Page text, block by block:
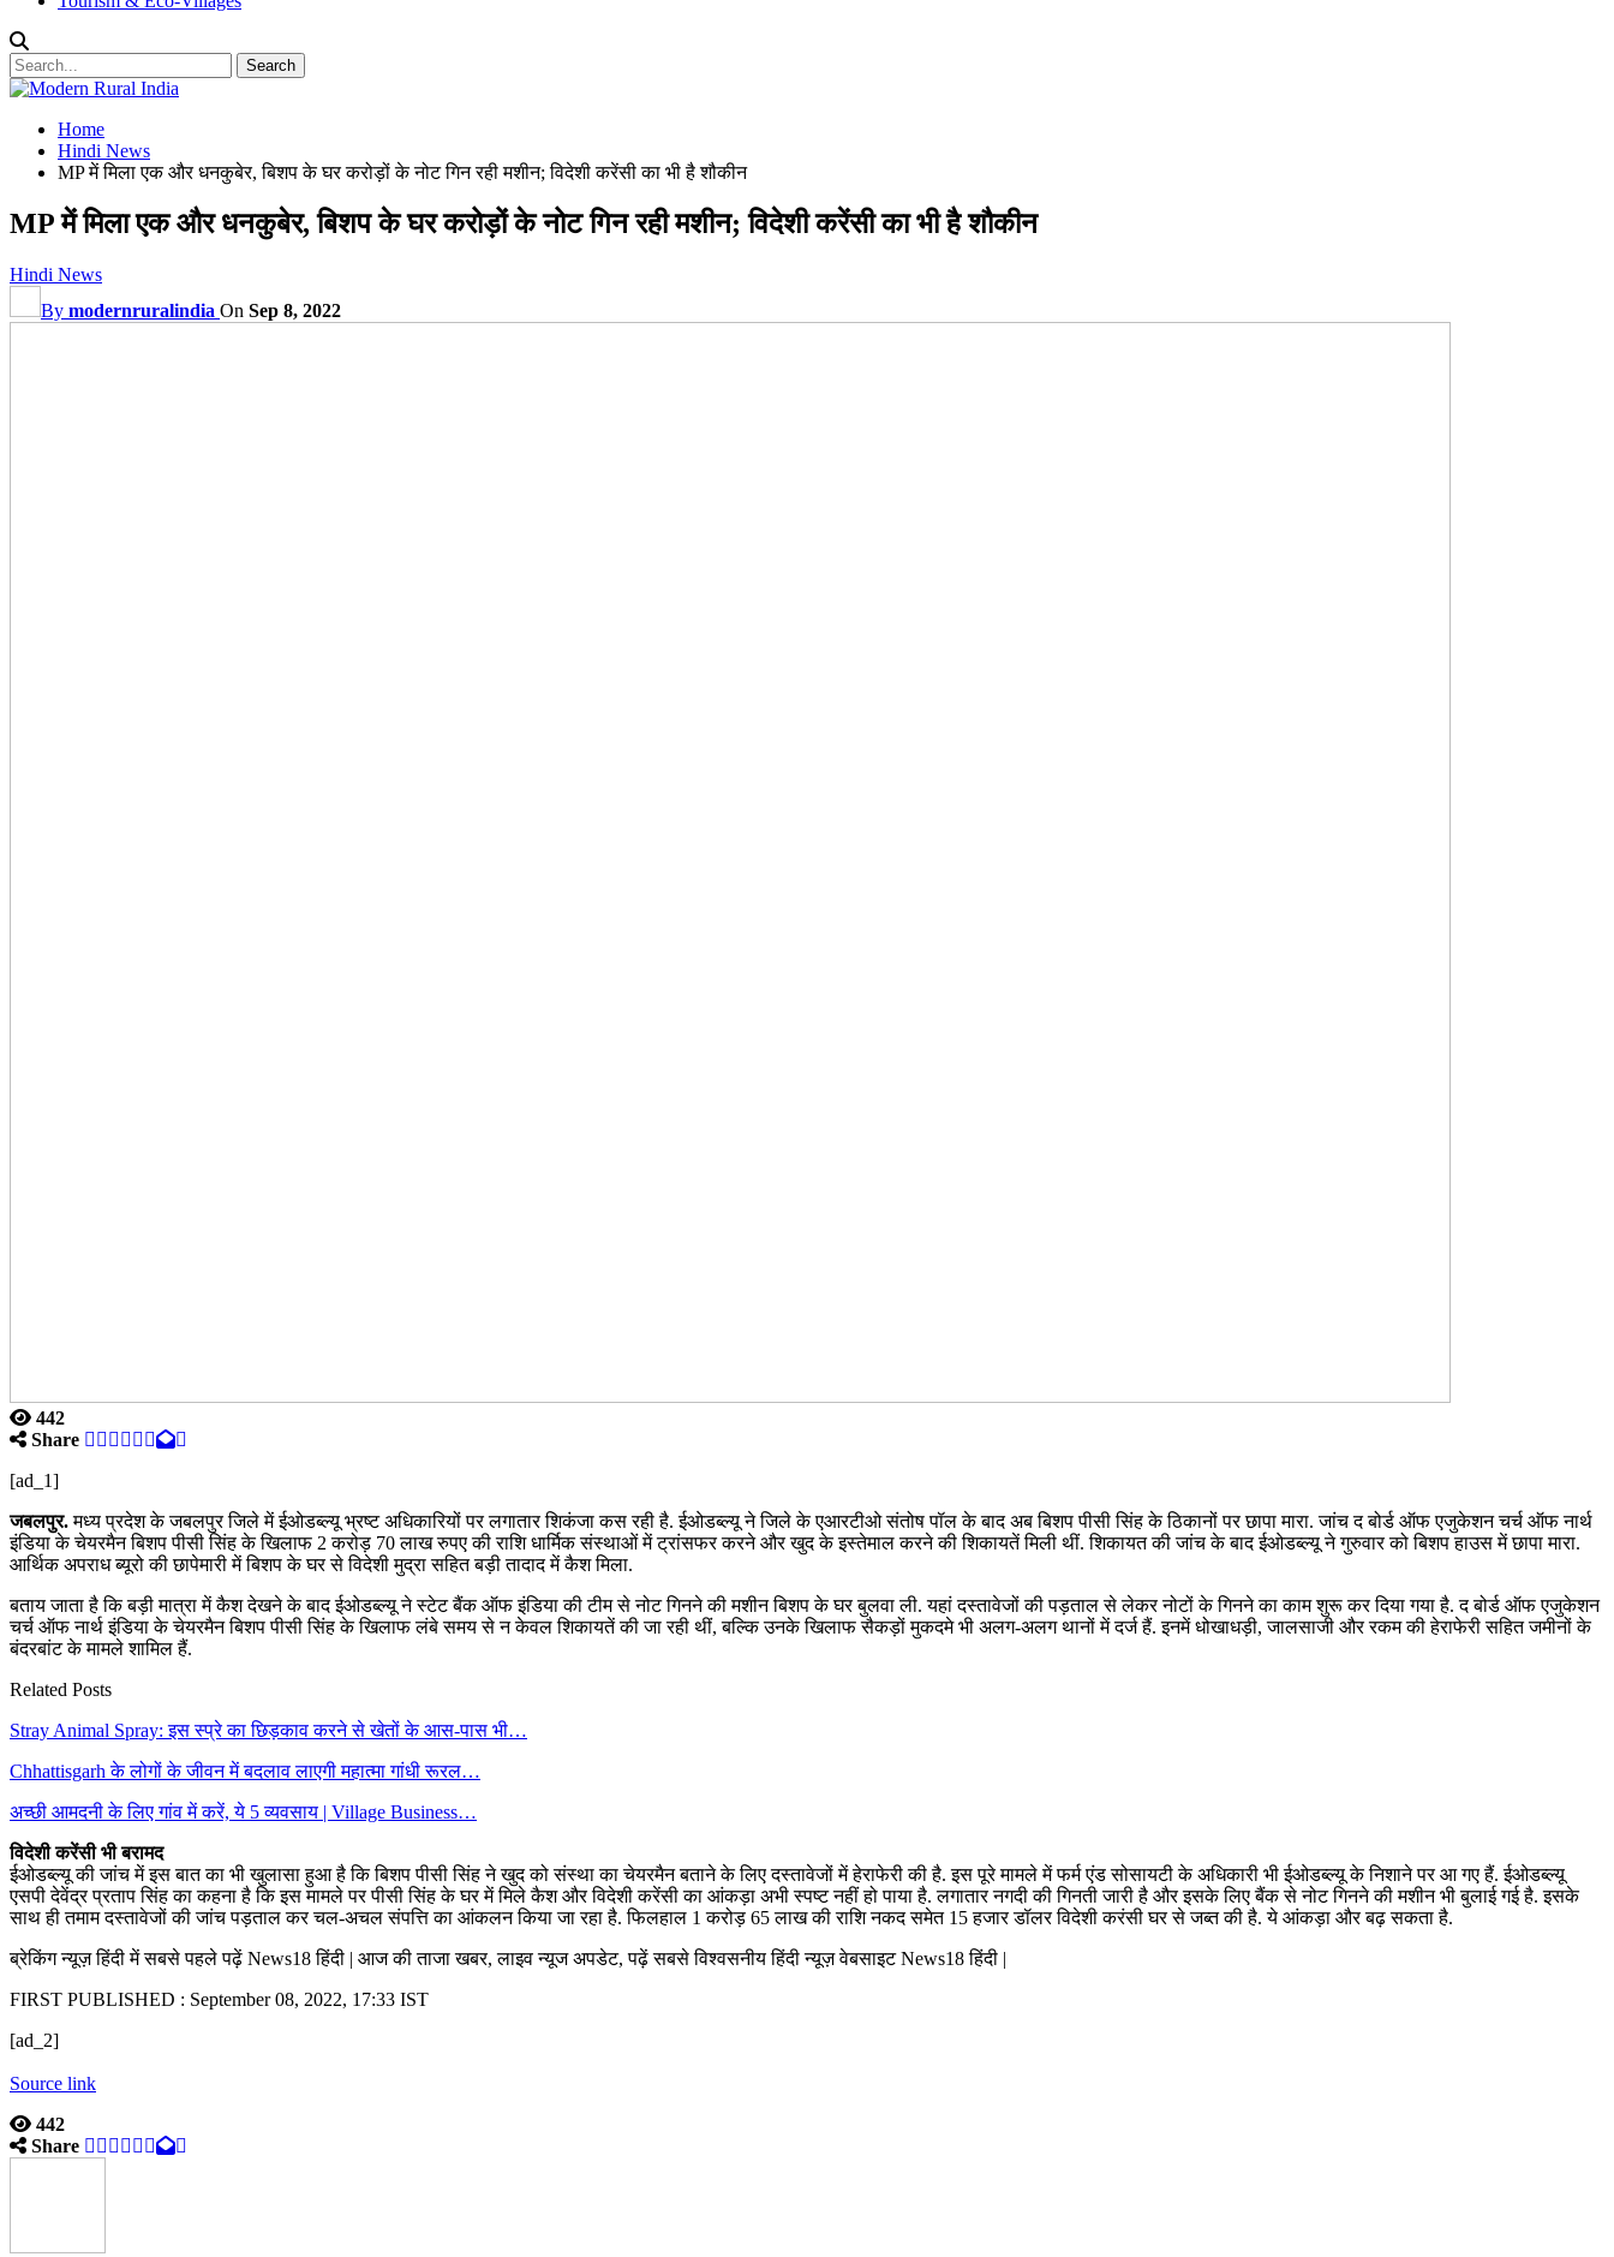
Home
Hindi News
MP में मिला एक और धनकुबेर, बिशप के घर करोड़ों के नोट गिन रही मशीन; विदेशी करेंसी का भी है शौकीन
MP में मिला एक और धनकुबेर, बिशप के घर करोड़ों के नोट गिन रही मशीन; विदेशी करेंसी का भी है शौकीन
Hindi News
By modernruralindia On Sep 8, 2022
442
Share
[ad_1]
जबलपुर.मध्य प्रदेश के जबलपुर जिले में ईओडब्ल्यू भ्रष्ट अधिकारियों पर लगातार शिकंजा कस रही है. ईओडब्ल्यू ने जिले के एआरटीओ संतोष पॉल के बाद अब बिशप पीसी सिंह के ठिकानों पर छापा मारा. जांच द बोर्ड ऑफ एजुकेशन चर्च ऑफ नार्थ
इंडिया के चेयरमैन बिशप पीसी सिंह के खिलाफ 2 करोड़ 70 लाख रुपए की राशि धार्मिक संस्थाओं में ट्रांसफर करने और खुद के इस्तेमाल करने की शिकायतें मिली थीं. शिकायत की जांच के बाद ईओडब्ल्यू ने गुरुवार को बिशप हाउस में छापा मारा.
आर्थिक अपराध ब्यूरो की छापेमारी में बिशप के घर से विदेशी मुद्रा सहित बड़ी तादाद में कैश मिला.
बताय जाता है कि बड़ी मात्रा में कैश देखने के बाद ईओडब्ल्यू ने स्टेट बैंक ऑफ इंडिया की टीम से नोट गिनने की मशीन बिशप के घर बुलवा ली. यहां दस्तावेजों की पड़ताल से लेकर नोटों के गिनने का काम शुरू कर दिया गया है. द बोर्ड ऑफ एजुकेशन
चर्च ऑफ नार्थ इंडिया के चेयरमैन बिशप पीसी सिंह के खिलाफ लंबे समय से न केवल शिकायतें की जा रही थीं, बल्कि उनके खिलाफ सैकड़ों मुकदमे भी अलग-अलग थानों में दर्ज हैं. इनमें धोखाधड़ी, जालसाजी और रकम की हेराफेरी सहित जमीनों के
बंदरबांट के मामले शामिल हैं.
Related Posts
Stray Animal Spray: इस स्प्रे का छिड़काव करने से खेतों के आस-पास भी…
Chhattisgarh के लोगों के जीवन में बदलाव लाएगी महात्मा गांधी रूरल…
अच्छी आमदनी के लिए गांव में करें, ये 5 व्यवसाय | Village Business…
विदेशी करेंसी भी बरामद
ईओडब्ल्यू की जांच में इस बात का भी खुलासा हुआ है कि बिशप पीसी सिंह ने खुद को संस्था का चेयरमैन बताने के लिए दस्तावेजों में हेराफेरी की है. इस पूरे मामले में फर्म एंड सोसायटी के अधिकारी भी ईओडब्ल्यू के निशाने पर आ गए हैं. ईओडब्ल्यू
एसपी देवेंद्र प्रताप सिंह का कहना है कि इस मामले पर पीसी सिंह के घर में मिले कैश और विदेशी करेंसी का आंकड़ा अभी स्पष्ट नहीं हो पाया है. लगातार नगदी की गिनती जारी है और इसके लिए बैंक से नोट गिनने की मशीन भी बुलाई गई है. इसके
साथ ही तमाम दस्तावेजों की जांच पड़ताल कर चल-अचल संपत्ति का आंकलन किया जा रहा है. फिलहाल 1 करोड़ 65 लाख की राशि नकद समेत 15 हजार डॉलर विदेशी करंसी घर से जब्त की है. ये आंकड़ा और बढ़ सकता है.
ब्रेकिंग न्यूज़ हिंदी में सबसे पहले पढ़ें News18 हिंदी | आज की ताजा खबर, लाइव न्यूज अपडेट, पढ़ें सबसे विश्वसनीय हिंदी न्यूज़ वेबसाइट News18 हिंदी |
FIRST PUBLISHED : September 08, 2022, 17:33 IST
[ad_2]
Source link
442
Share